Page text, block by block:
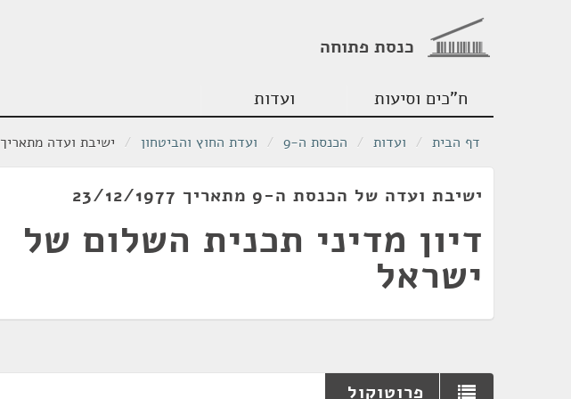
כנסת פתוחה
ח"כים וסיעות ועדות
דף הבית / ועדות / הכנסת ה-9 / ועדת החוץ והביטחון / ישיבת ועדה מתאריך 23/12/1977
ישיבת ועדה של הכנסת ה-9 מתאריך 23/12/1977
דיון מדיני תכנית השלום של
ישראל
פרוטוקול